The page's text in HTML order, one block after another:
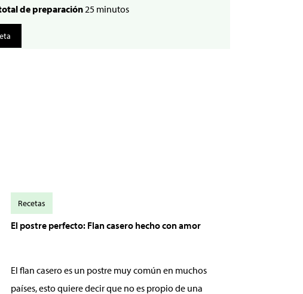
de preparación 25 minutos
El postre perfecto: Flan casero hecho con amor
El flan casero es un postre muy común en muchos
países, esto quiere decir que no es propio de una
Recetas